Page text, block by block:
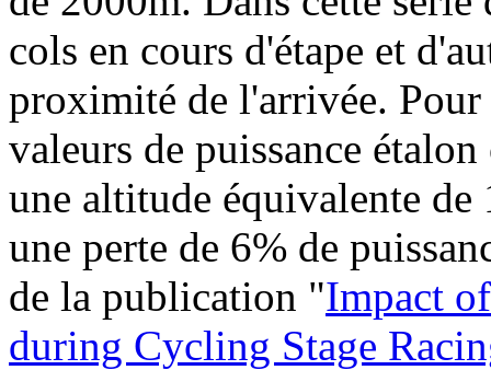
cols en cours d'étape et
proximité de l'arrivée.
valeurs de puissance
une altitude équivalente
une perte de 6% de
de la publication "Impact
during Cycling Stage